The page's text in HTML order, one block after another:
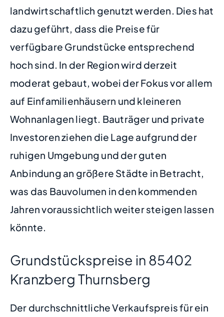
landwirtschaftlich genutzt werden. Dies hat
dazu geführt, dass die Preise für
verfügbare Grundstücke entsprechend
hoch sind. In der Region wird derzeit
moderat gebaut, wobei der Fokus vor allem
auf Einfamilienhäusern und kleineren
Wohnanlagen liegt. Bauträger und private
Investoren ziehen die Lage aufgrund der
ruhigen Umgebung und der guten
Anbindung an größere Städte in Betracht,
was das Bauvolumen in den kommenden
Jahren voraussichtlich weiter steigen lassen
könnte.
Grundstückspreise in 85402
Kranzberg Thurnsberg
Der durchschnittliche Verkaufspreis für ein